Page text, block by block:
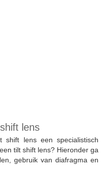
lens
lens een specialistisch
tilt shift lens? Hieronder ga
gebruik van diafragma en